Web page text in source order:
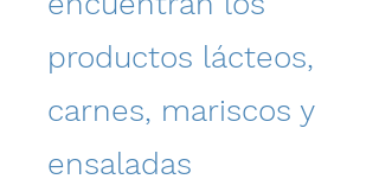
productos lácteos,
carnes, mariscos y
ensaladas